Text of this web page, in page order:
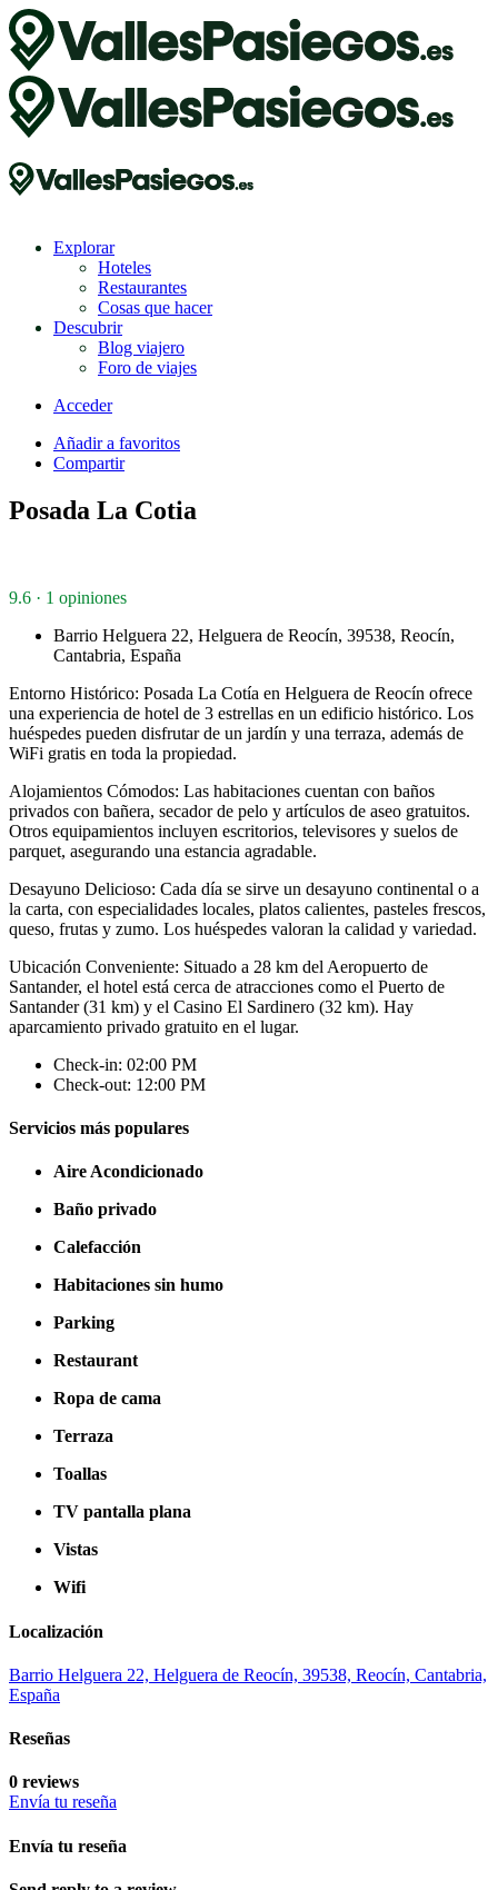
Explorar
Hoteles
Restaurantes
Cosas que hacer
Descubrir
Blog viajero
Foro de viajes
Acceder
Añadir a favoritos
Compartir
Posada La Cotia
9.6 · 1 opiniones
Barrio Helguera 22, Helguera de Reocín, 39538, Reocín,
Cantabria, España
Entorno Histórico: Posada La Cotía en Helguera de Reocín ofrece
una experiencia de hotel de 3 estrellas en un edificio histórico. Los
huéspedes pueden disfrutar de un jardín y una terraza, además de
WiFi gratis en toda la propiedad.
Alojamientos Cómodos: Las habitaciones cuentan con baños
privados con bañera, secador de pelo y artículos de aseo gratuitos.
Otros equipamientos incluyen escritorios, televisores y suelos de
parquet, asegurando una estancia agradable.
Desayuno Delicioso: Cada día se sirve un desayuno continental o a
la carta, con especialidades locales, platos calientes, pasteles frescos,
queso, frutas y zumo. Los huéspedes valoran la calidad y variedad.
Ubicación Conveniente: Situado a 28 km del Aeropuerto de
Santander, el hotel está cerca de atracciones como el Puerto de
Santander (31 km) y el Casino El Sardinero (32 km). Hay
aparcamiento privado gratuito en el lugar.
Check-in: 02:00 PM
Check-out: 12:00 PM
Servicios más populares
Aire Acondicionado
Baño privado
Calefacción
Habitaciones sin humo
Parking
Restaurant
Ropa de cama
Terraza
Toallas
TV pantalla plana
Vistas
Wifi
Localización
Barrio Helguera 22, Helguera de Reocín, 39538, Reocín, Cantabria,
España
Reseñas
0 reviews
Envía tu reseña
Envía tu reseña